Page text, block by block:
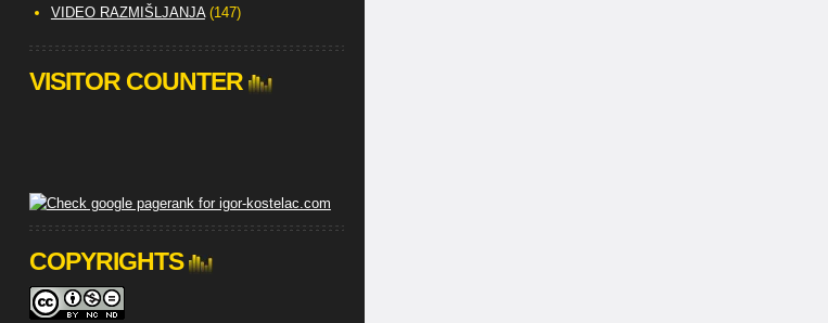
VIDEO RAZMIŠLJANJA(147)
VISITOR COUNTER
COPYRIGHTS